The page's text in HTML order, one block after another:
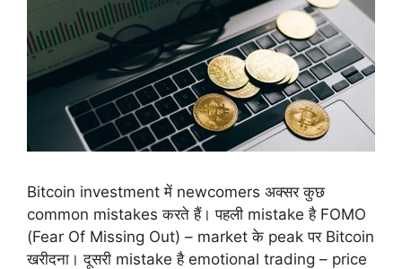
Bitcoin investment में newcomers अक्सर कुछ
common mistakes करते हैं। पहली mistake है FOMO
(Fear Of Missing Out) – market के peak पर Bitcoin
खरीदना। दूसरी mistake है emotional trading – price